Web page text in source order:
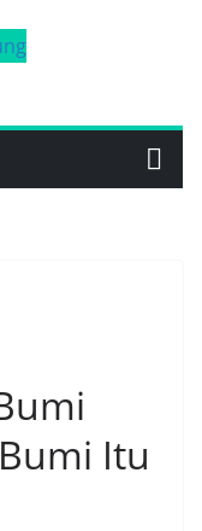
Itu